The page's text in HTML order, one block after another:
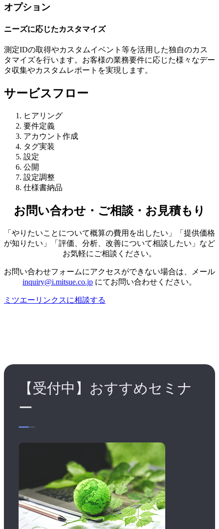
オプション
ニーズに応じたカスタマイズ
測定IDの取得やカスタムイベント等を活用した独自のカス
タマイズを行います。お客様の業務要件に応じた様々なデー
タ収集やカスタムレポートを実現します。
サービスフロー
ヒアリング
要件定義
アカウント作成
タグ実装
設定
公開
設定調整
仕様書納品
お問い合わせ・ご相談・お見積もり
「やりたいことについて概算の費用を出したい」「提供価格
が知りたい」「評価、分析、改善について相談したい」など
お気軽にご相談ください。
お問い合わせフォームにアクセスができない場合は、メール
inquiry@i.mitsue.co.jp にてお問い合わせください。
ミツエーリンクスに相談する
【受付中】おすすめセミナ
ー